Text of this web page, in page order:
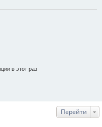
в этот раз
Перейти